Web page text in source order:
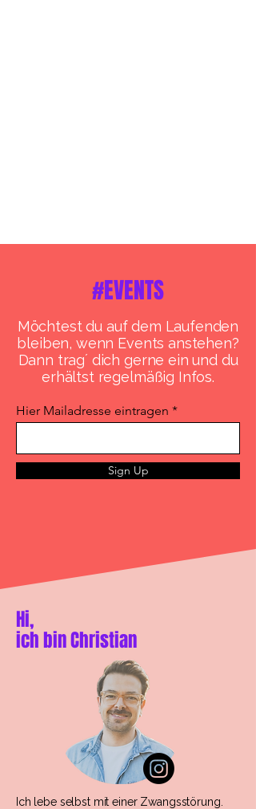
#EVENTS
Möchtest du auf dem Laufenden
bleiben, wenn Events anstehen?
Dann trag´ dich gerne ein und du
erhältst regelmäßig Infos.
Hier Mailadresse eintragen
Sign Up
Hi,
ich bin Christian
Ich lebe selbst mit einer Zwangsstörung.